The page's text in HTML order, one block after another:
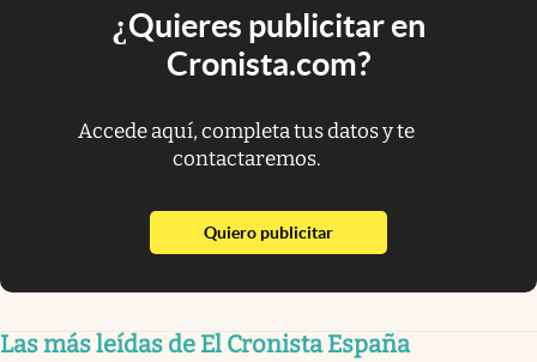
¿Quieres publicitar en
Cronista.com?
Accede aquí, completa tus datos y te
contactaremos.
Quiero publicitarabre en nueva pestaña
Las más leídas de El Cronista España